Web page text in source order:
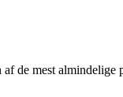
de mest